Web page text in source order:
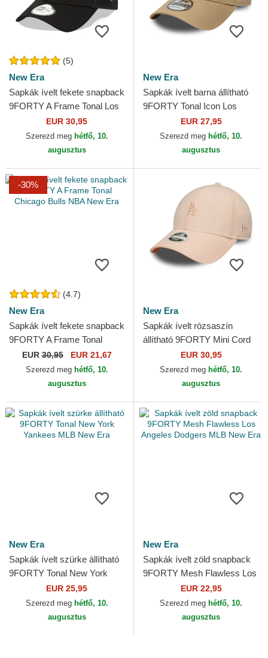
(5)
New Era
Sapkák ívelt fekete snapback
9FORTY A Frame Tonal Los
Angeles Lakers NBA New
EUR 30,95
Szerezd meg hétfő, 10.
augusztus
New Era
Sapkák ívelt barna állítható
9FORTY Tonal Icon Los
Angeles Dodgers MLB New
EUR 27,95
Szerezd meg hétfő, 10.
augusztus
-30%
(4.7)
New Era
Sapkák ívelt fekete snapback
9FORTY A Frame Tonal
Chicago Bulls NBA New Era
EUR30,95 EUR 21,67
Szerezd meg hétfő, 10.
augusztus
New Era
Sapkák ívelt rózsaszín
állítható 9FORTY Mini Cord
Los Angeles Dodgers MLB
New Era
EUR 30,95
Szerezd meg hétfő, 10.
augusztus
New Era
Sapkák ívelt szürke állítható
9FORTY Tonal New York
Yankees MLB New Era
EUR 25,95
Szerezd meg hétfő, 10.
augusztus
New Era
Sapkák ívelt zöld snapback
9FORTY Mesh Flawless Los
Angeles Dodgers MLB New
EUR 22,95
Szerezd meg hétfő, 10.
augusztus